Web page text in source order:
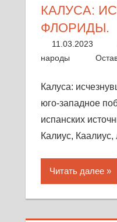
КАЛУСА:
ФЛОРИДЫ.
11.03.2023
народы
Калуса:
юго-западное
испанских
Калиус, Каалиус,
Читать далее